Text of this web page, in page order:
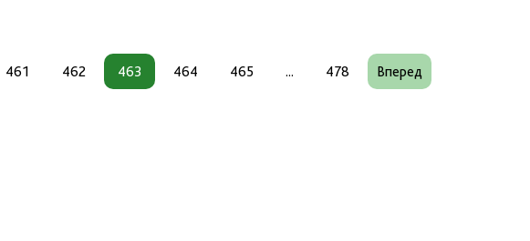
461 462 463 464 465 ... 478 Вперед